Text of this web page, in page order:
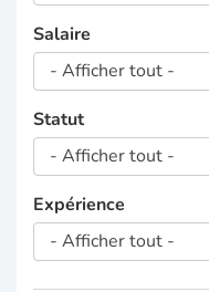
Salaire
- Afficher tout -
Statut
- Afficher tout -
Expérience
- Afficher tout -